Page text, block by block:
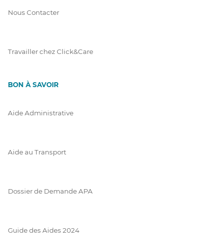
Nous Contacter
Travailler chez Click&Care
BON À SAVOIR
Aide Administrative
Aide au Transport
Dossier de Demande APA
Guide des Aides 2024